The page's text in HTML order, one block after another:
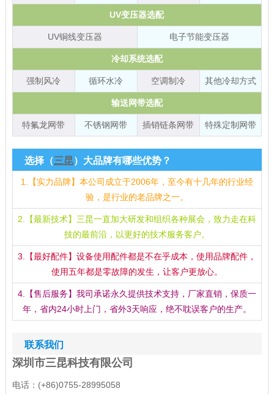
UV变压器选配
UV铜线变压器 电子节能变压器
冷却系统选配
强制风冷 循环水冷 空调制冷 其他冷却方式
输送网带选配
特氟龙网带 不锈钢网带 插销链条网带 特殊定制网带
选择（三昆）大品牌有哪些优势？
1.【实力品牌】本公司成立于2006年，至今有十几年的行业经
验，是行业的老品牌之一。
2.【最新技术】三昆一直加大研发和组织各种展会，致力走在科
技的最前沿，以更好的技术服务客户。
3.【最好配件】设备使用配件都是不在乎成本，使用品牌配件，
使用五年都是零故障的发生，让客户更放心。
4.【售后服务】我司承诺永久提供技术支持，厂家直销，保质一
年，省内24小时上门，省外3天响应，绝不耽误客户的生产。
联系我们
深圳市三昆科技有限公司
电话：(+86)0755-28995058